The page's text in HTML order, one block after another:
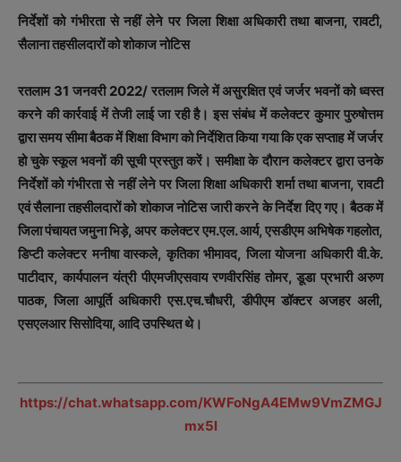
निर्देशों को गंभीरता से नहीं लेने पर जिला शिक्षा अधिकारी तथा बाजना, रावटी,
सैलाना तहसीलदारों को शोकाज नोटिस
रतलाम 31 जनवरी 2022/ रतलाम जिले में असुरक्षित एवं जर्जर भवनों को ध्वस्त
करने की कार्रवाई में तेजी लाई जा रही है। इस संबंध में कलेक्टर कुमार पुरुषोत्तम
द्वारा समय सीमा बैठक में शिक्षा विभाग को निर्देशित किया गया कि एक सप्ताह में जर्जर
हो चुके स्कूल भवनों की सूची प्रस्तुत करें। समीक्षा के दौरान कलेक्टर द्वारा उनके
निर्देशों को गंभीरता से नहीं लेने पर जिला शिक्षा अधिकारी शर्मा तथा बाजना, रावटी
एवं सैलाना तहसीलदारों को शोकाज नोटिस जारी करने के निर्देश दिए गए। बैठक में
जिला पंचायत जमुना भिड़े, अपर कलेक्टर एम.एल. आर्य, एसडीएम अभिषेक गहलोत,
डिप्टी कलेक्टर मनीषा वास्कले, कृतिका भीमावद, जिला योजना अधिकारी वी.के.
पाटीदार, कार्यपालन यंत्री पीएमजीएसवाय रणवीरसिंह तोमर, डूडा प्रभारी अरुण
पाठक, जिला आपूर्ति अधिकारी एस.एच.चौधरी, डीपीएम डॉक्टर अजहर अली,
एसएलआर सिसोदिया, आदि उपस्थित थे।
https://chat.whatsapp.com/KWFoNgA4EMw9VmZMGJ
mx5l